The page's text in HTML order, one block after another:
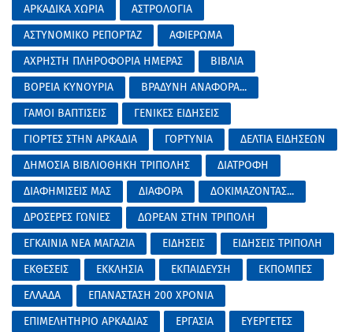
ΑΡΚΑΔΙΚΑ ΧΩΡΙΑ
ΑΣΤΡΟΛΟΓΙΑ
ΑΣΤΥΝΟΜΙΚΟ ΡΕΠΟΡΤΑΖ
ΑΦΙΕΡΩΜΑ
ΑΧΡΗΣΤΗ ΠΛΗΡΟΦΟΡΙΑ ΗΜΕΡΑΣ
ΒΙΒΛΙΑ
ΒΟΡΕΙΑ ΚΥΝΟΥΡΙΑ
ΒΡΑΔΥΝΗ ΑΝΑΦΟΡΑ...
ΓΑΜΟΙ ΒΑΠΤΙΣΕΙΣ
ΓΕΝΙΚΕΣ ΕΙΔΗΣΕΙΣ
ΓΙΟΡΤΕΣ ΣΤΗΝ ΑΡΚΑΔΙΑ
ΓΟΡΤΥΝΙΑ
ΔΕΛΤΙΑ ΕΙΔΗΣΕΩΝ
ΔΗΜΟΣΙΑ ΒΙΒΛΙΟΘΗΚΗ ΤΡΙΠΟΛΗΣ
ΔΙΑΤΡΟΦΗ
ΔΙΑΦΗΜΙΣΕΙΣ ΜΑΣ
ΔΙΑΦΟΡΑ
ΔΟΚΙΜΑΖΟΝΤΑΣ...
ΔΡΟΣΕΡΕΣ ΓΩΝΙΕΣ
ΔΩΡΕΑΝ ΣΤΗΝ ΤΡΙΠΟΛΗ
ΕΓΚΑΙΝΙΑ ΝΕΑ ΜΑΓΑΖΙΑ
ΕΙΔΗΣΕΙΣ
ΕΙΔΗΣΕΙΣ ΤΡΙΠΟΛΗ
ΕΚΘΕΣΕΙΣ
ΕΚΚΛΗΣΙΑ ΕΚΠΑΙΔΕΥΣΗ
ΕΚΠΟΜΠΕΣ
ΕΛΛΑΔΑ
ΕΠΑΝΑΣΤΑΣΗ 200 ΧΡΟΝΙΑ
ΕΠΙΜΕΛΗΤΗΡΙΟ ΑΡΚΑΔΙΑΣ
ΕΡΓΑΣΙΑ
ΕΥΕΡΓΕΤΕΣ